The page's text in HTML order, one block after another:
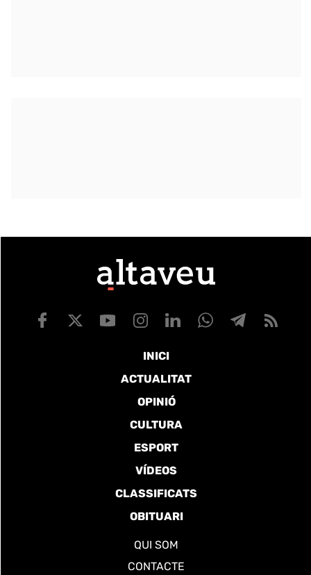
INICI
ACTUALITAT
OPINIÓ
CULTURA
ESPORT
VÍDEOS
CLASSIFICATS
OBITUARI
QUI SOM
CONTACTE